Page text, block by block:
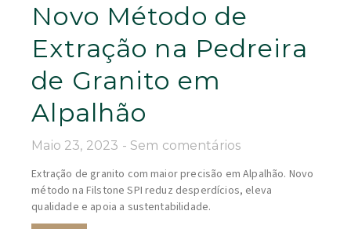
Novo Método de
Extração na Pedreira
de Granito em
Alpalhão
Maio 23, 2023 Sem comentários
Extração de granito com maior precisão em Alpalhão. Novo
método na Filstone SPI reduz desperdícios, eleva
qualidade e apoia a sustentabilidade.